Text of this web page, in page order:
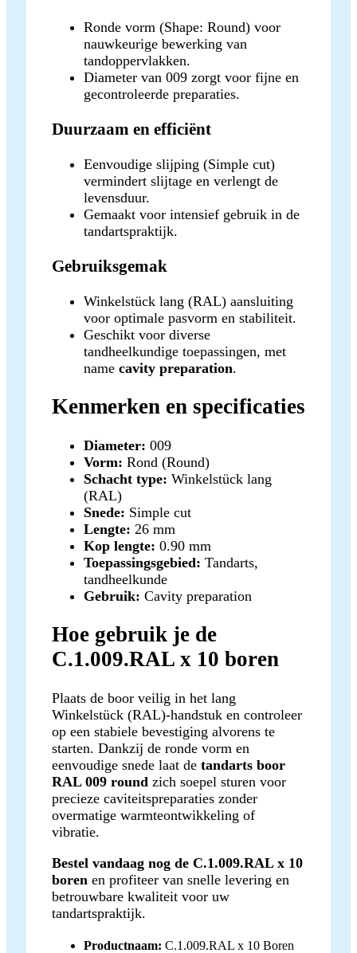
Ronde vorm (Shape: Round) voor
nauwkeurige bewerking van
tandoppervlakken.
Diameter van 009 zorgt voor fijne en
gecontroleerde preparaties.
Duurzaam en efficiënt
Eenvoudige slijping (Simple cut)
vermindert slijtage en verlengt de
levensduur.
Gemaakt voor intensief gebruik in de
tandartspraktijk.
Gebruiksgemak
Winkelstück lang (RAL) aansluiting
voor optimale pasvorm en stabiliteit.
Geschikt voor diverse
tandheelkundige toepassingen, met
name cavity preparation.
Kenmerken en specificaties
Diameter: 009
Vorm: Rond (Round)
Schacht type: Winkelstück lang
(RAL)
Snede: Simple cut
Lengte: 26 mm
Kop lengte: 0.90 mm
Toepassingsgebied: Tandarts,
tandheelkunde
Gebruik: Cavity preparation
Hoe gebruik je de
C.1.009.RAL x 10 boren
Plaats de boor veilig in het lang
Winkelstück (RAL)-handstuk en controleer
op een stabiele bevestiging alvorens te
starten. Dankzij de ronde vorm en
eenvoudige snede laat de tandarts boor
RAL 009 round zich soepel sturen voor
precieze caviteitspreparaties zonder
overmatige warmteontwikkeling of
vibratie.
Bestel vandaag nog de C.1.009.RAL x 10
boren en profiteer van snelle levering en
betrouwbare kwaliteit voor uw
tandartspraktijk.
Productnaam: C.1.009.RAL x 10 Boren